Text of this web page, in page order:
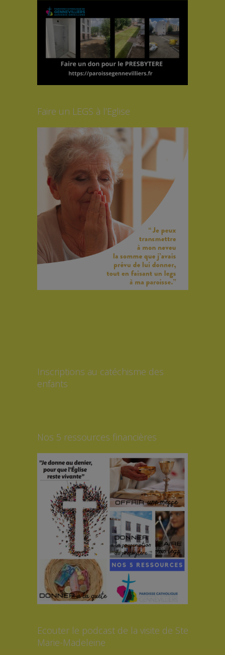
Faire un LEGS à l’Eglise
Inscriptions au catéchisme des
enfants
Nos 5 ressources financières
Ecouter le podcast de la visite de Ste
Marie-Madeleine